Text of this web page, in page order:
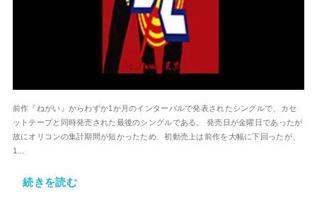
前作『ねがい』からわずか1か月のインターバルで発表されたシングルで、カセ
ットテープと同時発売された最後のシングルである。 発売日が金曜日であったが
故にオリコンの集計期間が短かったため、初動売上は前作を大幅に下回ったが、
1...
続きを読む